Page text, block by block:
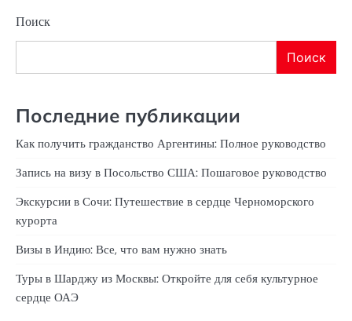
Поиск
Поиск
Последние публикации
Как получить гражданство Аргентины: Полное руководство
Запись на визу в Посольство США: Пошаговое руководство
Экскурсии в Сочи: Путешествие в сердце Черноморского
курорта
Визы в Индию: Все, что вам нужно знать
Туры в Шарджу из Москвы: Откройте для себя культурное
сердце ОАЭ